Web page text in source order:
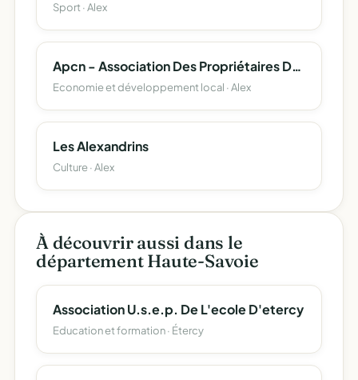
Sport · Alex
Apcn - Association Des Propriétaires De Chalets De La Nublière
Economie et développement local · Alex
Les Alexandrins
Culture · Alex
À découvrir aussi dans le
département Haute-Savoie
Association U.s.e.p. De L'ecole D'etercy
Education et formation · Étercy